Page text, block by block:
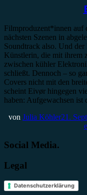
Filmproduzent*innen auf
nächsten Szenen in
Soundtrack also. Und
Künstlerin, die mit ihrem
zwischen kühler
schließt. Dennoch – so
Covers nicht mit den
scheint Eivør hingegen
haben: Aufgewachsen
von Julia Köhler21.
Social Media.
Legal
Datenschutzerklärung